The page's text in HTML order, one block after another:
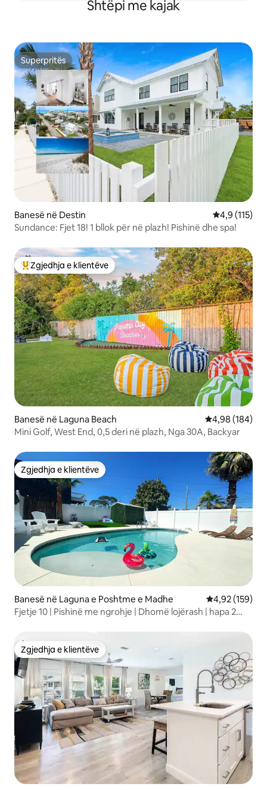
Shtëpi me kajak
Superpritës
Superpritës
Banesë në Destin Vlerësimi
4,9 (115)
Sundance: Fjet 18! 1 bllok për në plazh! Pishinë dhe spa!
Më të mirat e zgjedhjeve të klientëve
Zgjedhja e klientëve
Banesë në Laguna Beach Vlerësimi
4,98 (184)
Mini Golf, West End, 0,5 deri në plazh, Nga 30A, Backyar
Zgjedhja e klientëve
Zgjedhja e klientëve
Banesë në Laguna e Poshtme e Madhe Vlerësimi
4,92 (159)
Fjetje 10 | Pishinë me ngrohje | Dhomë lojërash | hapa 2
Zgjedhja e klientëve
Zgjedhja e klientëve